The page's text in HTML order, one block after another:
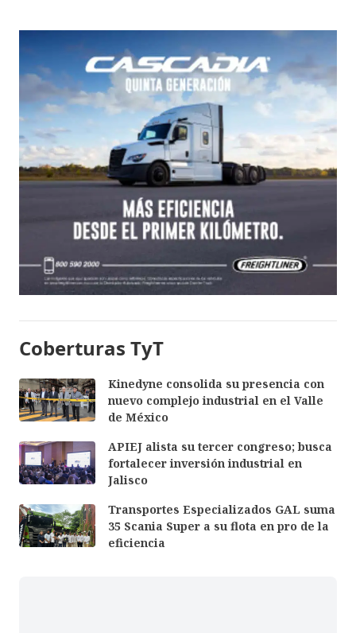
Coberturas TyT
Kinedyne consolida su presencia con
nuevo complejo industrial en el Valle
de México
APIEJ alista su tercer congreso; busca
fortalecer inversión industrial en
Jalisco
Transportes Especializados GAL suma
35 Scania Super a su flota en pro de la
eficiencia